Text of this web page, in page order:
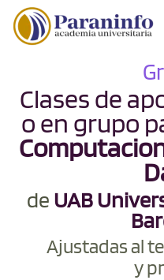
Clases de
o en grupo
de UAB
Ajustadas al
y